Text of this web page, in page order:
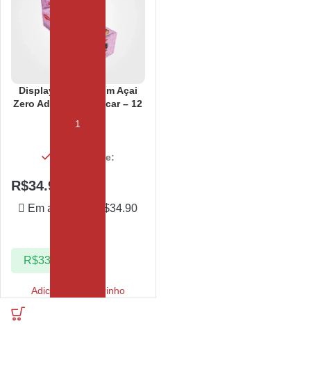
Display Paçoca com Açai
Zero Adição de Açúcar – 12
Em estoque:
R$34.90
Em até 1x de R$34.90
R$33.16
Adicionar ao carrinho